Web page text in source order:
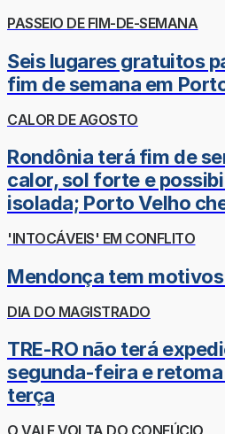
PASSEIO DE FIM-DE-SEMANA
Seis lugares gratuitos
fim de semana em
CALOR DE AGOSTO
Rondônia terá fim de
calor, sol forte e
isolada; Porto Velho
'INTOCÁVEIS' EM CONFLITO
Mendonça tem
DIA DO MAGISTRADO
TRE-RO não terá
segunda-feira e
terça